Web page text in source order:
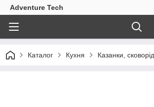
Adventure Tech
Каталог Кухня Казанки,